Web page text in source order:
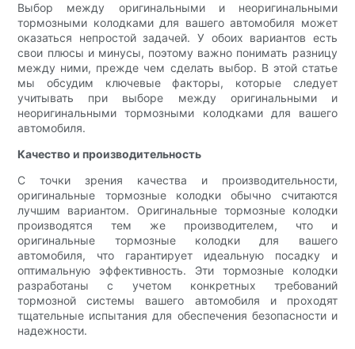
Выбор между оригинальными и неоригинальными
тормозными колодками для вашего автомобиля может
оказаться непростой задачей. У обоих вариантов есть
свои плюсы и минусы, поэтому важно понимать разницу
между ними, прежде чем сделать выбор. В этой статье
мы обсудим ключевые факторы, которые следует
учитывать при выборе между оригинальными и
неоригинальными тормозными колодками для вашего
автомобиля.
Качество и производительность
С точки зрения качества и производительности,
оригинальные тормозные колодки обычно считаются
лучшим вариантом. Оригинальные тормозные колодки
производятся тем же производителем, что и
оригинальные тормозные колодки для вашего
автомобиля, что гарантирует идеальную посадку и
оптимальную эффективность. Эти тормозные колодки
разработаны с учетом конкретных требований
тормозной системы вашего автомобиля и проходят
тщательные испытания для обеспечения безопасности и
надежности.